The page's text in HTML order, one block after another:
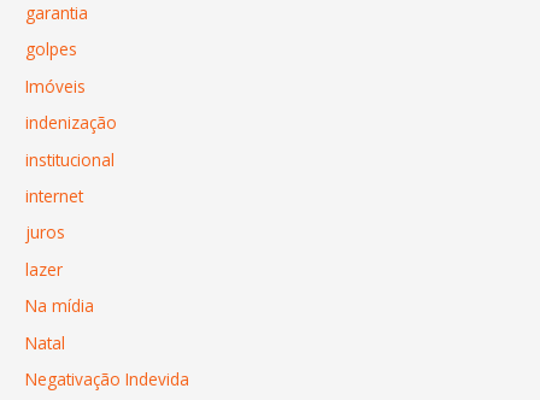
garantia
golpes
Imóveis
indenização
institucional
internet
juros
lazer
Na mídia
Natal
Negativação Indevida